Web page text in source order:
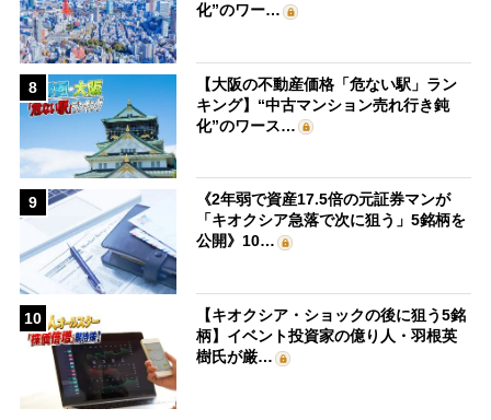
化”のワー…
8
【大阪の不動産価格「危ない駅」ラン
キング】“中古マンション売れ行き鈍
化”のワース…
9
《2年弱で資産17.5倍の元証券マンが
「キオクシア急落で次に狙う」5銘柄を
公開》10…
10
【キオクシア・ショックの後に狙う5銘
柄】イベント投資家の億り人・羽根英
樹氏が厳…